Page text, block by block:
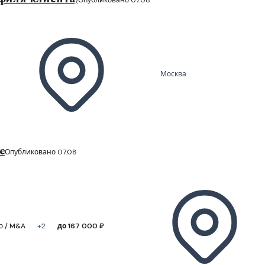
Москва
Опубликовано 07.08
/ M&A +2 до 167 000 ₽